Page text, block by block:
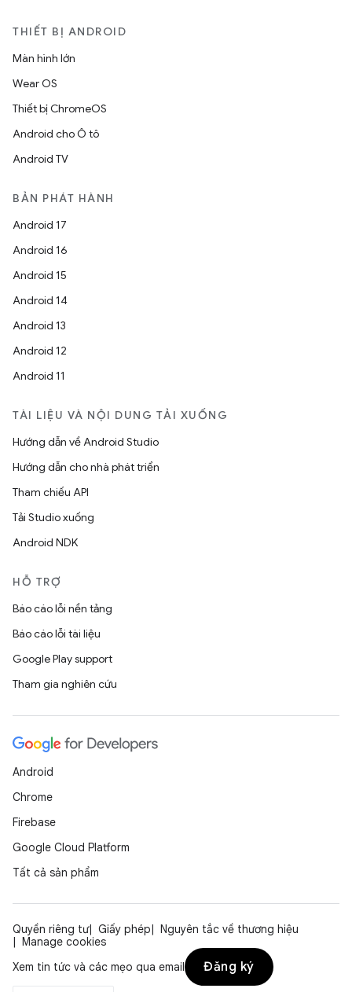
THIẾT BỊ ANDROID
Màn hình lớn
Wear OS
Thiết bị ChromeOS
Android cho Ô tô
Android TV
BẢN PHÁT HÀNH
Android 17
Android 16
Android 15
Android 14
Android 13
Android 12
Android 11
TÀI LIỆU VÀ NỘI DUNG TẢI XUỐNG
Hướng dẫn về Android Studio
Hướng dẫn cho nhà phát triển
Tham chiếu API
Tải Studio xuống
Android NDK
HỖ TRỢ
Báo cáo lỗi nền tảng
Báo cáo lỗi tài liệu
Google Play support
Tham gia nghiên cứu
Android
Chrome
Firebase
Google Cloud Platform
Tất cả sản phẩm
Quyền riêng tư Giấy phép
Nguyên tắc về thương hiệu
Manage cookies
Xem tin tức và các mẹo qua email
Đăng ký